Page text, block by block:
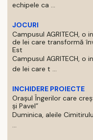
echipele ca ...
JOCURI
Campusul AGRITECH, o
de lei care transformă
Est
Campusul AGRITECH, o
de lei care t ...
INCHIDERE PROIECTE
Orașul Îngerilor care
și Pavel”
Duminica, aleile
...